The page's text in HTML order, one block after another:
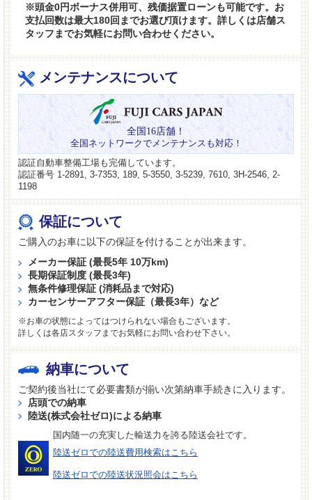
※頭金0円ボーナス併用可、残価据置ローンも可能です。お
支払回数は最大180回までお選び頂けます。詳しくは店舗ス
タッフまでお気軽にお問い合わせください。
メンテナンスについて
全国16店舗！
全国ネットワークでメンテナンスも対応！
認証自動車整備工場も完備しています。
認証番号 1-2891, 3-7353, 189, 5-3550, 3-5239, 7610, 3H-2546, 2-
1198
保証について
ご購入のお車に以下の保証を付けることが出来ます。
メーカー保証 (最長5年 10万km)
長期保証制度 (最長3年)
無条件修理保証 (消耗品まで対応)
カーセンサーアフター保証（最長3年）など
※お車の状態によってはつけられない場合もございます。
詳しくは各店スタッフまでお気軽にお問い合わせ下さい。
納車について
ご契約後当社にて必要書類が揃い次第納車手続きに入ります。
店頭での納車
陸送(株式会社ゼロ)による納車
国内随一の充実した輸送力を誇る陸送会社です。
陸送ゼロでの陸送費用検索はこちら
陸送ゼロでの陸送状況照会はこちら